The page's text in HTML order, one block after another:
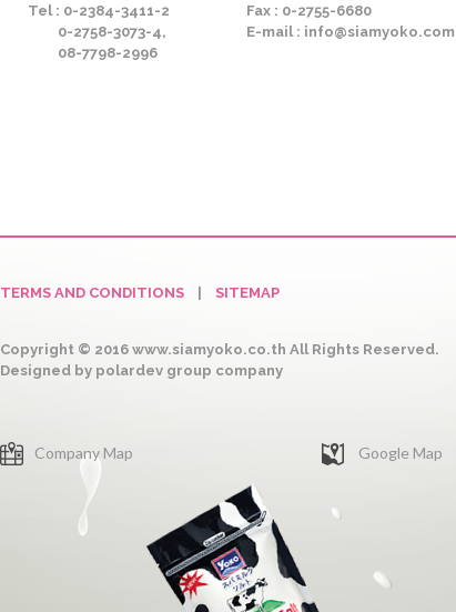
Tel : 0-2384-3411-2
0-2758-3073-4,
08-7798-2996
Fax : 0-2755-6680
E-mail : info@siamyoko.com
TERMS AND CONDITIONS | SITEMAP
Copyright © 2016 www.siamyoko.co.th All Rights Reserved.
Designed by polardev group company
Company Map Google Map